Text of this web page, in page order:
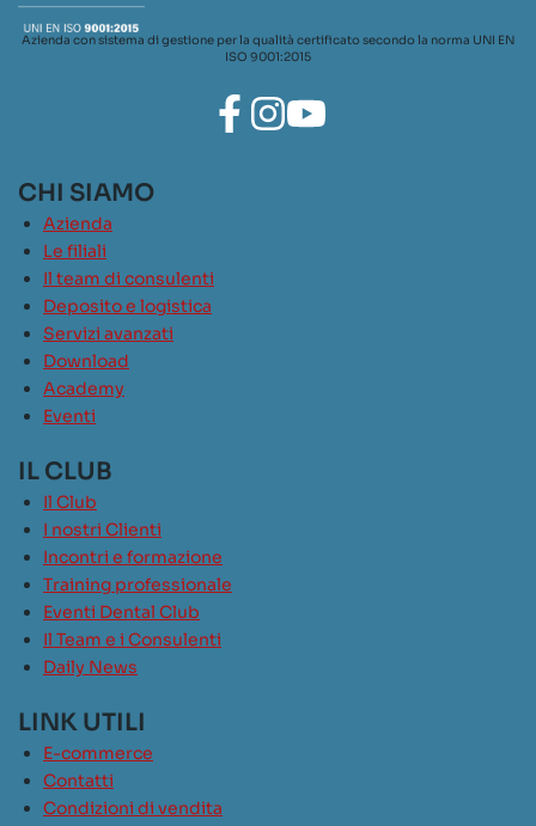
Azienda con sistema di gestione per la qualità certificato secondo la norma UNI EN
ISO 9001:2015
CHI SIAMO
Azienda
Le filiali
Il team di consulenti
Deposito e logistica
Servizi avanzati
Download
Academy
Eventi
IL CLUB
Il Club
I nostri Clienti
Incontri e formazione
Training professionale
Eventi Dental Club
Il Team e i Consulenti
Daily News
LINK UTILI
E-commerce
Contatti
Condizioni di vendita